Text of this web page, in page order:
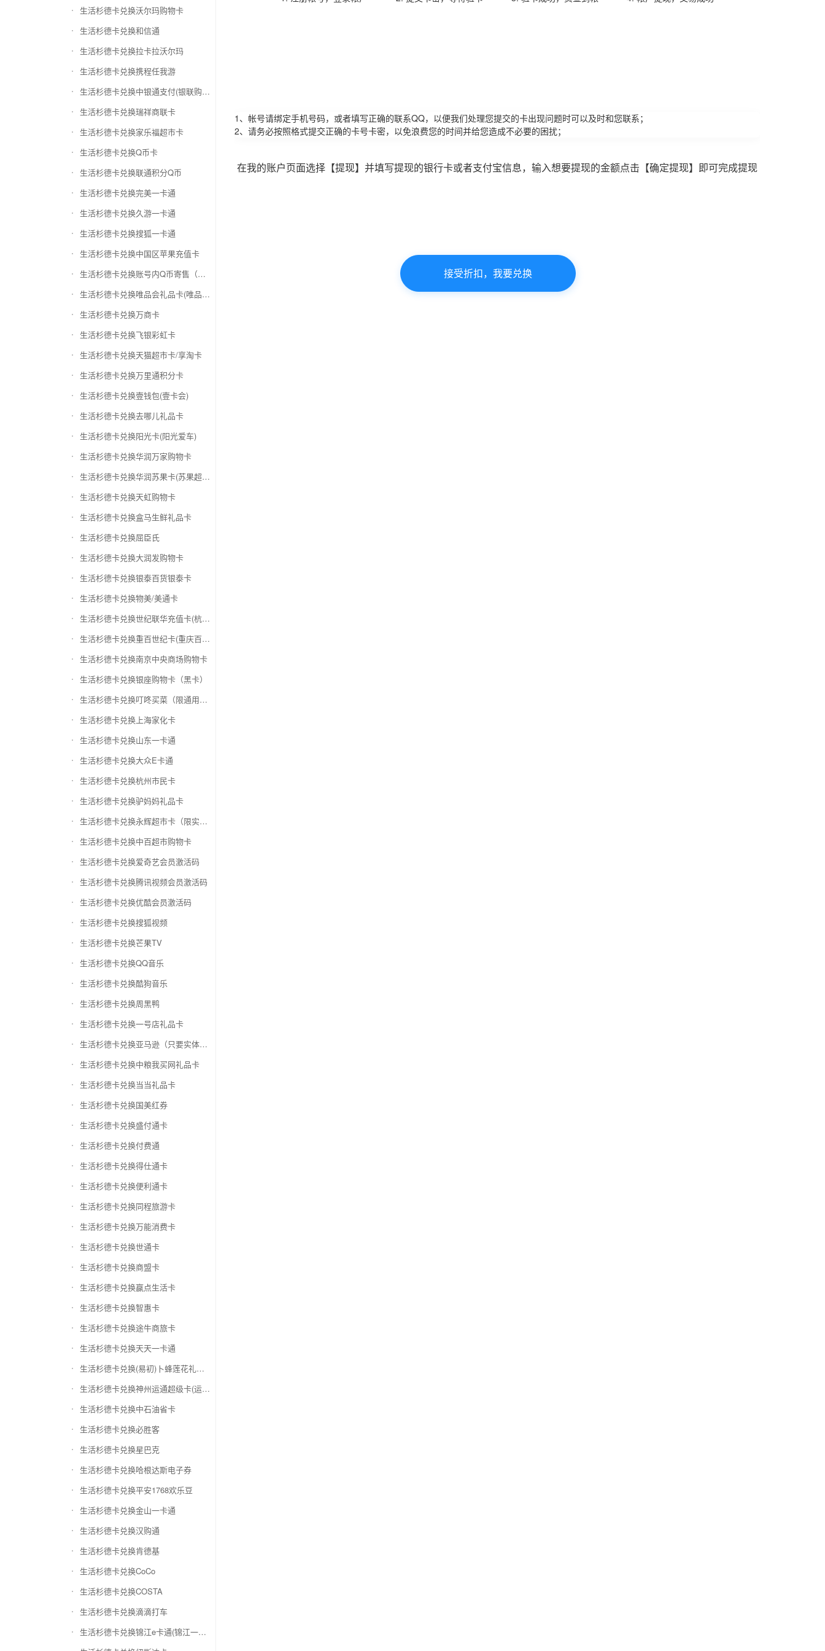
生活杉德卡兑换沃尔玛购物卡
生活杉德卡兑换和信通
生活杉德卡兑换拉卡拉沃尔玛
生活杉德卡兑换携程任我游
生活杉德卡兑换中银通支付(银联购物卡)
生活杉德卡兑换瑞祥商联卡
生活杉德卡兑换家乐福超市卡
生活杉德卡兑换Q币卡
生活杉德卡兑换联通积分Q币
生活杉德卡兑换完美一卡通
生活杉德卡兑换久游一卡通
生活杉德卡兑换搜狐一卡通
生活杉德卡兑换中国区苹果充值卡
生活杉德卡兑换账号内Q币寄售（维护中）
生活杉德卡兑换唯品会礼品卡(唯品卡)
生活杉德卡兑换万商卡
生活杉德卡兑换飞银彩虹卡
生活杉德卡兑换天猫超市卡/享淘卡
生活杉德卡兑换万里通积分卡
生活杉德卡兑换壹钱包(壹卡会)
生活杉德卡兑换去哪儿礼品卡
生活杉德卡兑换阳光卡(阳光爱车)
生活杉德卡兑换华润万家购物卡
生活杉德卡兑换华润苏果卡(苏果超市卡)（维护 请暂停提交）
生活杉德卡兑换天虹购物卡
生活杉德卡兑换盒马生鲜礼品卡
生活杉德卡兑换屈臣氏
生活杉德卡兑换大润发购物卡
生活杉德卡兑换银泰百货银泰卡
生活杉德卡兑换物美/美通卡
生活杉德卡兑换世纪联华充值卡(杭州联华)
生活杉德卡兑换重百世纪卡(重庆百货)
生活杉德卡兑换南京中央商场购物卡
生活杉德卡兑换银座购物卡（黑卡）
生活杉德卡兑换叮咚买菜（限通用礼品卡）
生活杉德卡兑换上海家化卡
生活杉德卡兑换山东一卡通
生活杉德卡兑换大众E卡通
生活杉德卡兑换杭州市民卡
生活杉德卡兑换驴妈妈礼品卡
生活杉德卡兑换永辉超市卡（限实体卡）
生活杉德卡兑换中百超市购物卡
生活杉德卡兑换爱奇艺会员激活码
生活杉德卡兑换腾讯视频会员激活码
生活杉德卡兑换优酷会员激活码
生活杉德卡兑换搜狐视频
生活杉德卡兑换芒果TV
生活杉德卡兑换QQ音乐
生活杉德卡兑换酷狗音乐
生活杉德卡兑换周黑鸭
生活杉德卡兑换一号店礼品卡
生活杉德卡兑换亚马逊（只要实体卡）
生活杉德卡兑换中粮我买网礼品卡
生活杉德卡兑换当当礼品卡
生活杉德卡兑换国美红券
生活杉德卡兑换盛付通卡
生活杉德卡兑换付费通
生活杉德卡兑换得仕通卡
生活杉德卡兑换便利通卡
生活杉德卡兑换同程旅游卡
生活杉德卡兑换万能消费卡
生活杉德卡兑换世通卡
生活杉德卡兑换商盟卡
生活杉德卡兑换赢点生活卡
生活杉德卡兑换智惠卡
生活杉德卡兑换途牛商旅卡
生活杉德卡兑换天天一卡通
生活杉德卡兑换(易初)卜蜂莲花礼品卡
生活杉德卡兑换神州运通超级卡(运通网购卡)
生活杉德卡兑换中石油省卡
生活杉德卡兑换必胜客
生活杉德卡兑换星巴克
生活杉德卡兑换哈根达斯电子券
生活杉德卡兑换平安1768欢乐豆
生活杉德卡兑换金山一卡通
生活杉德卡兑换汉购通
生活杉德卡兑换肯德基
生活杉德卡兑换CoCo
生活杉德卡兑换COSTA
生活杉德卡兑换滴滴打车
生活杉德卡兑换锦江e卡通(锦江一卡通)
1、帐号请绑定手机号码，或者填写正确的联系QQ，以便我们处理您提交的卡出现问题时可以及时和您联系；
2、请务必按照格式提交正确的卡号卡密，以免浪费您的时间并给您造成不必要的困扰；
在我的账户页面选择【提现】并填写提现的银行卡或者支付宝信息，输入想要提现的金额点击【确定提现】即可完成提现
接受折扣，我要兑换